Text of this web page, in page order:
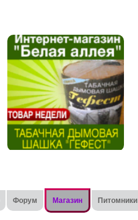
Форум Магазин Питомники